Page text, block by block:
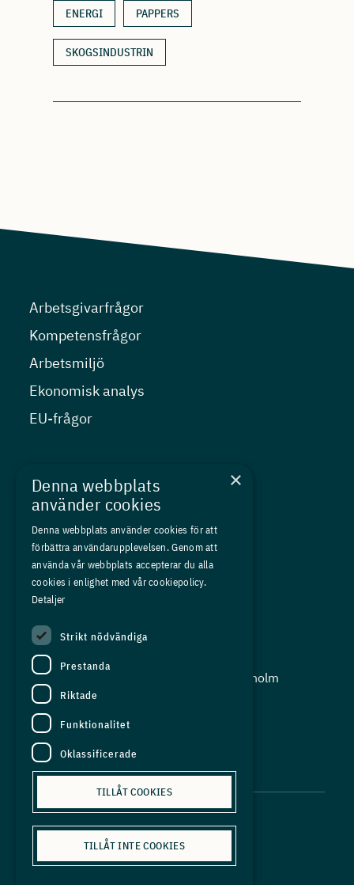
ENERGI PAPPERS
SKOGSINDUSTRIN
Arbetsgivarfrågor
Kompetensfrågor
Arbetsmiljö
Ekonomisk analys
EU-frågor
Kurser
Medlemskap
Om oss
Press
In English
Adress:
Storgatan 19, Box 5501, 114 85 Stockholm
Organisationsnummer:
556625 - 8389
E-post:
info@industriarbetsgivarna.se
×
Denna webbplats
använder cookies
Denna webbplats använder cookies för att
förbättra användarupplevelsen. Genom att
använda vår webbplats accepterar du alla
cookies i enlighet med vår cookiepolicy.
Detaljer
Strikt nödvändiga
Prestanda
Riktade
Funktionalitet
Oklassificerade
TILLÅT COOKIES
TILLÅT INTE COOKIES